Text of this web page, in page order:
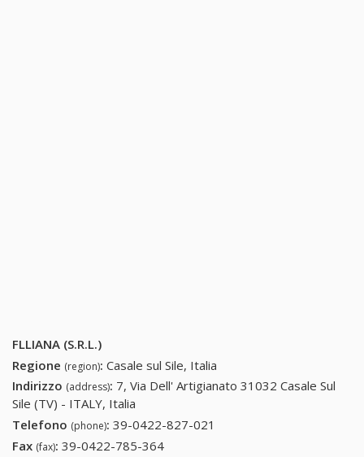
FLLIANA (S.R.L.)
Regione (region): Casale sul Sile, Italia
Indirizzo (address): 7, Via Dell' Artigianato 31032 Casale Sul
Sile (TV) - ITALY, Italia
Telefono (phone): 39-0422-827-021
Fax (fax): 39-0422-785-364